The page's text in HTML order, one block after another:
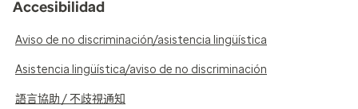
Accesibilidad
Aviso de no discriminación/asistencia lingüística
Asistencia lingüística/aviso de no discriminación
語言協助 / 不歧視通知